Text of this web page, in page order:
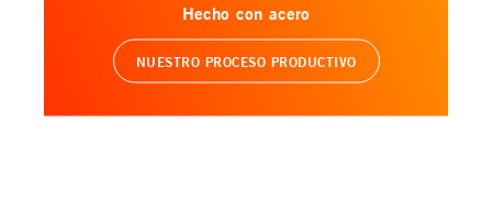
Hecho con acero
NUESTRO PROCESO PRODUCTIVO